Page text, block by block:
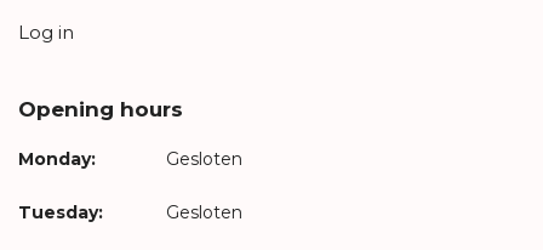
Log in
Opening hours
Monday: Gesloten
Tuesday: Gesloten